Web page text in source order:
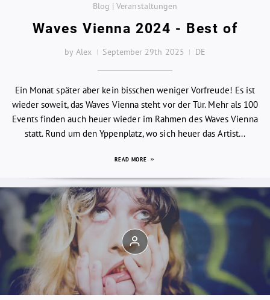
Blog | Veranstaltungen
Waves Vienna 2024 - Best of
by Alex September 29th 2025 DE
Ein Monat später aber kein bisschen weniger Vorfreude! Es ist
wieder soweit, das Waves Vienna steht vor der Tür. Mehr als 100
Events finden auch heuer wieder im Rahmen des Waves Vienna
statt. Rund um den Yppenplatz, wo sich heuer das Artist...
READ MORE